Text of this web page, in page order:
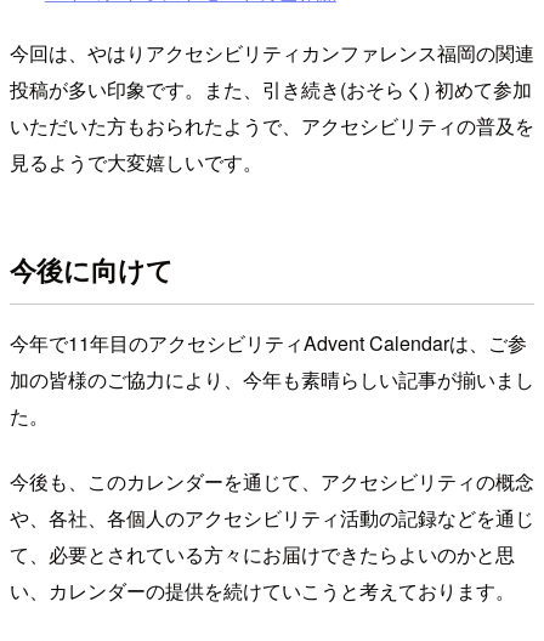
今回は、やはりアクセシビリティカンファレンス福岡の関連
投稿が多い印象です。また、引き続き(おそらく) 初めて参加
いただいた方もおられたようで、アクセシビリティの普及を
見るようで大変嬉しいです。
今後に向けて
今年で11年目のアクセシビリティAdvent Calendarは、ご参
加の皆様のご協力により、今年も素晴らしい記事が揃いまし
た。
今後も、このカレンダーを通じて、アクセシビリティの概念
や、各社、各個人のアクセシビリティ活動の記録などを通じ
て、必要とされている方々にお届けできたらよいのかと思
い、カレンダーの提供を続けていこうと考えております。